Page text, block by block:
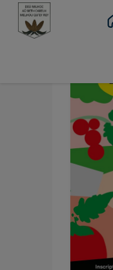
Contenu